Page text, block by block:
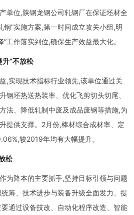
单位,陕钢龙钢公司轧钢厂在保证坯材全
钢”实施方案,第一时间成立攻关小组,明
工作落实到位,确保生产效益最大化。
升”不放松
,实现技术指标行业领先,该单位通过关
钢坯热送热装率、优化飞剪切头切尾、
法、降低轧制中废及成品废钢等措施,为
提供支撑。2月份,棒材综合成材率、定
较2019年均有大幅提升。
松
为降本的主要抓手,坚持目标引领与问题
筹、技术进步与装备升级全面发力、提
通过设备技改、自动化程序改造、智能